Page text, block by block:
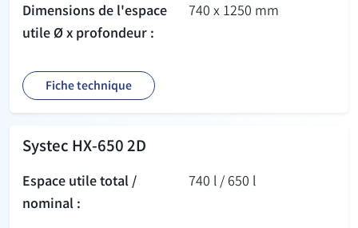
Dimensions de l'espace
utile Ø x profondeur :
740 x 1250 mm
Fiche technique
Systec HX-650 2D
Espace utile total /
nominal :
740 l / 650 l